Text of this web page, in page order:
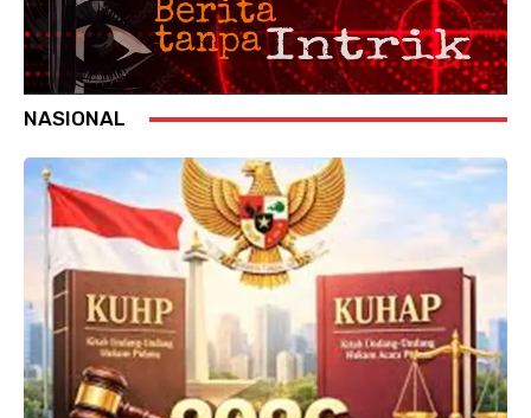
NASIONAL